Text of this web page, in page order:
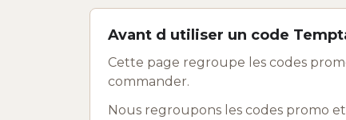
Avant d utiliser un code
Cette page regroupe les codes
commander.
Nous regroupons les codes promo